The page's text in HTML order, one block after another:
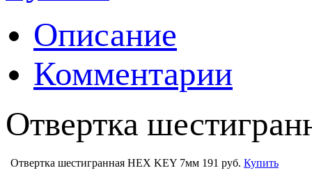
Описание
Комментарии
Отвертка
Отвертка шестигранная HEX KEY 7мм 191 руб. Купить